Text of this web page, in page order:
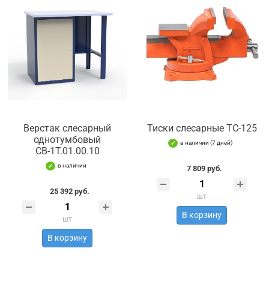
Верстак слесарный
однотумбовый
СВ-1Т.01.00.10
в наличии
25 392 руб.
шт
В корзину
Тиски слесарные TC-125
в наличии (7 дней)
7 809 руб.
шт
В корзину